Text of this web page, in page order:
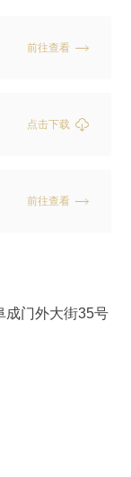
前往查看
点击下载
前往查看
成门外大街35号